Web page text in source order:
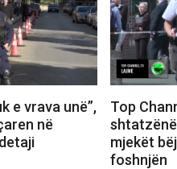
e vrava unë”,
në
Top
mjekët
foshnjën